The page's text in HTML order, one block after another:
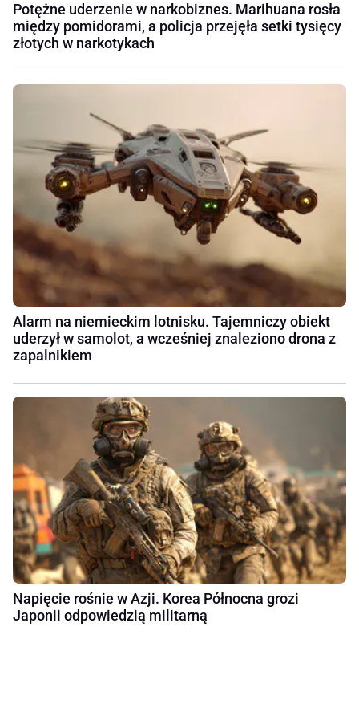
Potężne uderzenie w narkobiznes. Marihuana rosła
między pomidorami, a policja przejęła setki tysięcy
złotych w narkotykach
Alarm na niemieckim lotnisku. Tajemniczy obiekt
uderzył w samolot, a wcześniej znaleziono drona z
zapalnikiem
Napięcie rośnie w Azji. Korea Północna grozi
Japonii odpowiedzią militarną